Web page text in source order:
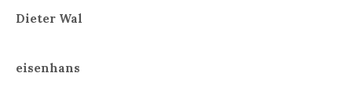
Dieter Wal
eisenhans